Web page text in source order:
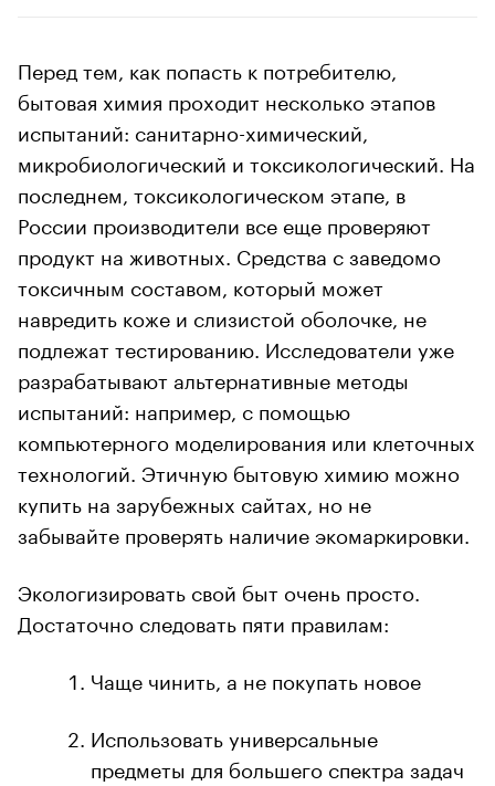
Перед тем, как попасть к потребителю,
бытовая химия проходит несколько этапов
испытаний: санитарно-химический,
микробиологический и токсикологический. На
последнем, токсикологическом этапе, в
России производители все еще проверяют
продукт на животных. Средства с заведомо
токсичным составом, который может
навредить коже и слизистой оболочке, не
подлежат тестированию. Исследователи уже
разрабатывают альтернативные методы
испытаний: например, с помощью
компьютерного моделирования или клеточных
технологий. Этичную бытовую химию можно
купить на зарубежных сайтах, но не
забывайте проверять наличие экомаркировки.
Экологизировать свой быт очень просто.
Достаточно следовать пяти правилам:
Чаще чинить, а не покупать новое
Использовать универсальные
предметы для большего спектра задач